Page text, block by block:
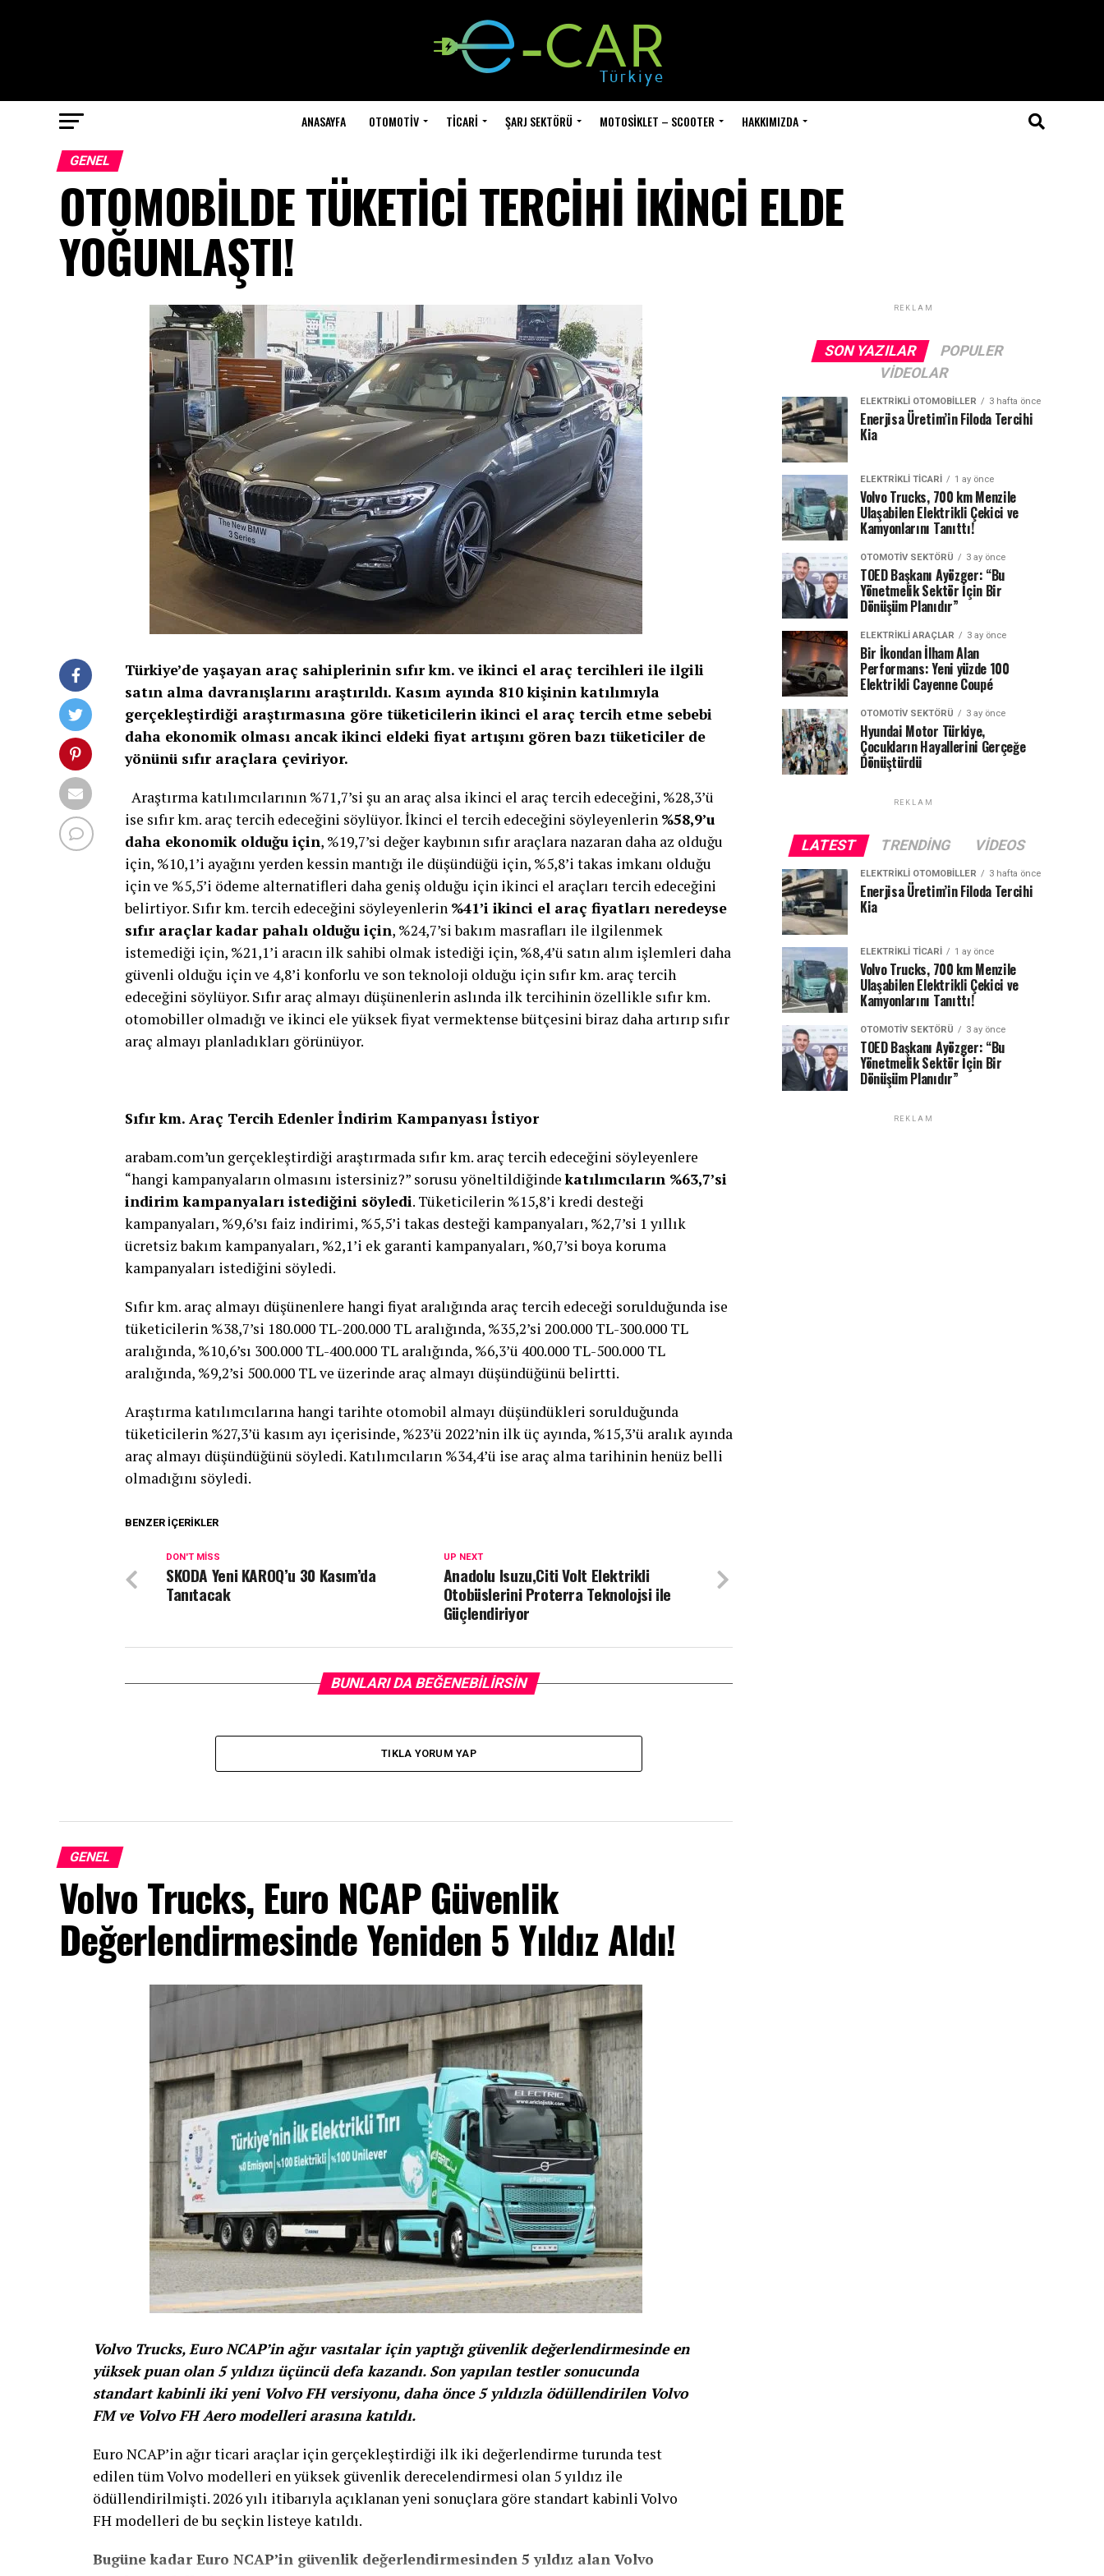
ANASAYFA OTOMOTIV TICARI ŞARJ SEKTÖRÜ MOTOSIKLET – SCOOTER HAKKIMIZDA
GENEL
OTOMOBİLDE TÜKETİCİ TERCİHİ İKİNCİ ELDE
YOĞUNLAŞTI!
Türkiye’de yaşayan araç sahiplerinin sıfır km. ve ikinci el araç tercihleri ile ilgili
satın alma davranışlarını araştırıldı. Kasım ayında 810 kişinin katılımıyla
gerçekleştirdiği araştırmasına göre tüketicilerin ikinci el araç tercih etme sebebi
daha ekonomik olması ancak ikinci eldeki fiyat artışını gören bazı tüketiciler de
yönünü sıfır araçlara çeviriyor.
Araştırma katılımcılarının %71,7’si şu an araç alsa ikinci el araç tercih edeceğini, %28,3’ü
ise sıfır km. araç tercih edeceğini söylüyor. İkinci el tercih edeceğini söyleyenlerin %58,9’u
daha ekonomik olduğu için, %19,7’si değer kaybının sıfır araçlara nazaran daha az olduğu
için, %10,1’i ayağını yerden kessin mantığı ile düşündüğü için, %5,8’i takas imkanı olduğu
için ve %5,5’i ödeme alternatifleri daha geniş olduğu için ikinci el araçları tercih edeceğini
belirtiyor. Sıfır km. tercih edeceğini söyleyenlerin %41’i ikinci el araç fiyatları neredeyse
sıfır araçlar kadar pahalı olduğu için, %24,7’si bakım masrafları ile ilgilenmek
istemediği için, %21,1’i aracın ilk sahibi olmak istediği için, %8,4’ü satın alım işlemleri daha
güvenli olduğu için ve 4,8’i konforlu ve son teknoloji olduğu için sıfır km. araç tercih
edeceğini söylüyor. Sıfır araç almayı düşünenlerin aslında ilk tercihinin özellikle sıfır km.
otomobiller olmadığı ve ikinci ele yüksek fiyat vermektense bütçesini biraz daha artırıp sıfır
araç almayı planladıkları görünüyor.
Sıfır km. Araç Tercih Edenler İndirim Kampanyası İstiyor
arabam.com’un gerçekleştirdiği araştırmada sıfır km. araç tercih edeceğini söyleyenlere
“hangi kampanyaların olmasını istersiniz?” sorusu yöneltildiğindekatılımcıların %63,7’si
indirim kampanyaları istediğini söyledi. Tüketicilerin %15,8’i kredi desteği
kampanyaları, %9,6’sı faiz indirimi, %5,5’i takas desteği kampanyaları, %2,7’si 1 yıllık
ücretsiz bakım kampanyaları, %2,1’i ek garanti kampanyaları, %0,7’si boya koruma
kampanyaları istediğini söyledi.
Sıfır km. araç almayı düşünenlere hangi fiyat aralığında araç tercih edeceği sorulduğunda ise
tüketicilerin %38,7’si 180.000 TL-200.000 TL aralığında, %35,2’si 200.000 TL-300.000 TL
aralığında, %10,6’sı 300.000 TL-400.000 TL aralığında, %6,3’ü 400.000 TL-500.000 TL
aralığında, %9,2’si 500.000 TL ve üzerinde araç almayı düşündüğünü belirtti.
Araştırma katılımcılarına hangi tarihte otomobil almayı düşündükleri sorulduğunda
tüketicilerin %27,3’ü kasım ayı içerisinde, %23’ü 2022’nin ilk üç ayında, %15,3’ü aralık ayında
araç almayı düşündüğünü söyledi. Katılımcıların %34,4’ü ise araç alma tarihinin henüz belli
olmadığını söyledi.
BENZER İÇERIKLER
UP NEXT
Anadolu Isuzu,Citi Volt Elektrikli
Otobüslerini Proterra Teknolojsi ile
Güçlendiriyor
DON'T MISS
SKODA Yeni KAROQ’u 30 Kasım’da
Tanıtacak
BUNLARI DA BEĞENEBILIRSIN
TIKLA YORUM YAP
GENEL
Volvo Trucks, Euro NCAP Güvenlik
Değerlendirmesinde Yeniden 5 Yıldız Aldı!
Volvo Trucks, Euro NCAP’in ağır vasıtalar için yaptığı güvenlik değerlendirmesinde en
yüksek puan olan 5 yıldızı üçüncü defa kazandı. Son yapılan testler sonucunda
standart kabinli iki yeni Volvo FH versiyonu, daha önce 5 yıldızla ödüllendirilen Volvo
FM ve Volvo FH Aero modelleri arasına katıldı.
Euro NCAP’in ağır ticari araçlar için gerçekleştirdiği ilk iki değerlendirme turunda test
edilen tüm Volvo modelleri en yüksek güvenlik derecelendirmesi olan 5 yıldız ile
ödüllendirilmişti. 2026 yılı itibarıyla açıklanan yeni sonuçlara göre standart kabinli Volvo
FH modelleri de bu seçkin listeye katıldı.
Bugüne kadar Euro NCAP’in güvenlik değerlendirmesinden 5 yıldız alan Volvo
REKLAM
SON YAZILAR
POPULER
VIDEOLAR
ELEKTRIKLI OTOMOBILLER 3 hafta önce
Enerjisa Üretim’in Filoda Tercihi
Kia
ELEKTRIKLI TICARI 1 ay önce
Volvo Trucks, 700 km Menzile
Ulaşabilen Elektrikli Çekici ve
Kamyonlarını Tanıttı!
OTOMOTIV SEKTÖRÜ 3 ay önce
TOED Başkanı Ayözger: “Bu
Yönetmelik Sektör İçin Bir
Dönüşüm Planıdır”
ELEKTRIKLI ARAÇLAR 3 ay önce
Bir İkondan İlham Alan
Performans: Yeni yüzde 100
Elektrikli Cayenne Coupé
OTOMOTIV SEKTÖRÜ 3 ay önce
Hyundai Motor Türkiye,
Çocukların Hayallerini Gerçeğe
Dönüştürdü
REKLAM
LATEST TRENDING VIDEOS
ELEKTRIKLI OTOMOBILLER 3 hafta önce
Enerjisa Üretim’in Filoda Tercihi
Kia
ELEKTRIKLI TICARI 1 ay önce
Volvo Trucks, 700 km Menzile
Ulaşabilen Elektrikli Çekici ve
Kamyonlarını Tanıttı!
OTOMOTIV SEKTÖRÜ 3 ay önce
TOED Başkanı Ayözger: “Bu
Yönetmelik Sektör İçin Bir
Dönüşüm Planıdır”
REKLAM